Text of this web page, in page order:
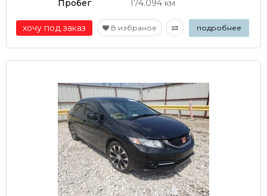
Пробег
174.094 км
хочу под заказ В избраное подробнее